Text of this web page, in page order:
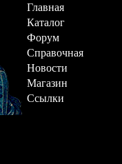
Главная
Каталог
Форум
Справочная
Новости
Магазин
Ссылки